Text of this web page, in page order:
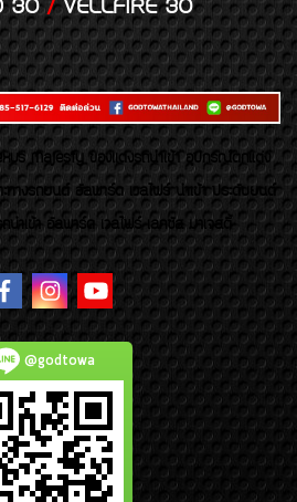
30/VELLFIRE 30
Majesty ของเเต่งรถนำเข้า อุปกรณ์ตกแต่ง
างรถยนต์ อัลพาร์ด เวลไฟร์ นำเข้า ประดับยนต์
ำเข้า อัลพาร์ด เวลไฟร์ เลกซัส มาเจสตี้
@godtowa